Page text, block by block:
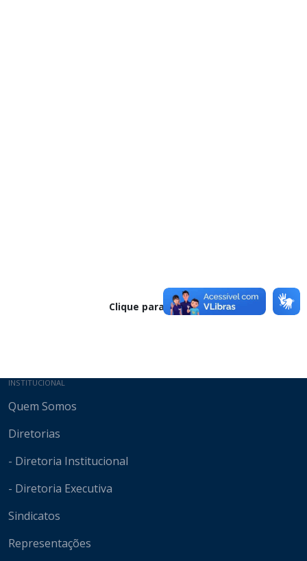
Clique para baixar
Mapa do site
INSTITUCIONAL
Quem Somos
Diretorias
- Diretoria Institucional
- Diretoria Executiva
Sindicatos
Representações